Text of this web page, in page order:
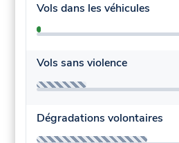
Vols dans les véhicules
Vols sans violence
Dégradations volontaires